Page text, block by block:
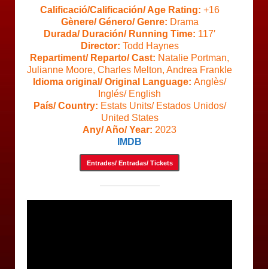
Calificació/Calificación/ Age Rating: +16
Gènere/ Género/ Genre: Drama
Durada/ Duración/ Running Time: 117′
Director: Todd Haynes
Repartiment/ Reparto/ Cast: Natalie Portman,
Julianne Moore, Charles Melton, Andrea Frankle
Idioma original/ Original Language: Anglès/
Inglés/ English
País/ Country: Estats Units/ Estados Unidos/
United States
Any/ Año/ Year: 2023
IMDB
Entrades/ Entradas/ Tickets